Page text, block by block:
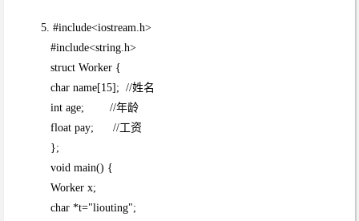
5. #include<iostream.h>
#include<string.h>
struct Worker {
char name[15]; //姓名
int age; //年龄
float pay; //工资
};
void main() {
Worker x;
char *t="liouting";